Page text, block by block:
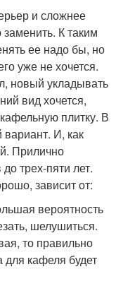
и сложнее
К таким
ее надо бы, но
уже не хочется.
новый укладывать
вид хочется,
плитку. В
И, как
Прилично
трех-пяти лет.
зависит от:
вероятность
шелушиться.
то правильно
для кафеля будет